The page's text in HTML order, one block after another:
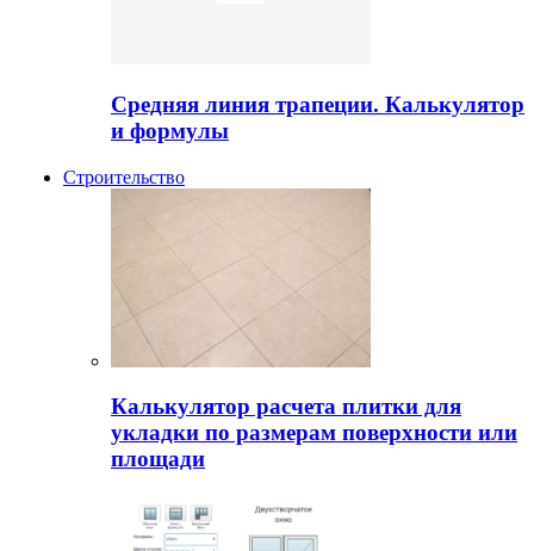
Средняя линия трапеции. Калькулятор
и формулы
Строительство
Калькулятор расчета плитки для
укладки по размерам поверхности или
площади